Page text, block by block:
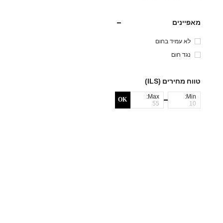
מאפיינים
לא עמיד בחום
נגד חום
טווח מחירים (ILS)
Min:
Max:
OK